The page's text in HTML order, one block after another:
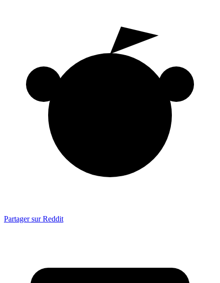
Partager sur Reddit